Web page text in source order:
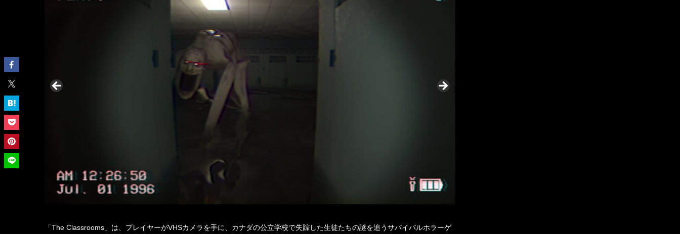
「The Classrooms」は、プレイヤーがVHSカメラを手に、カナダの公立学校で失踪した生徒たちの謎を追うサバイバルホラーゲ